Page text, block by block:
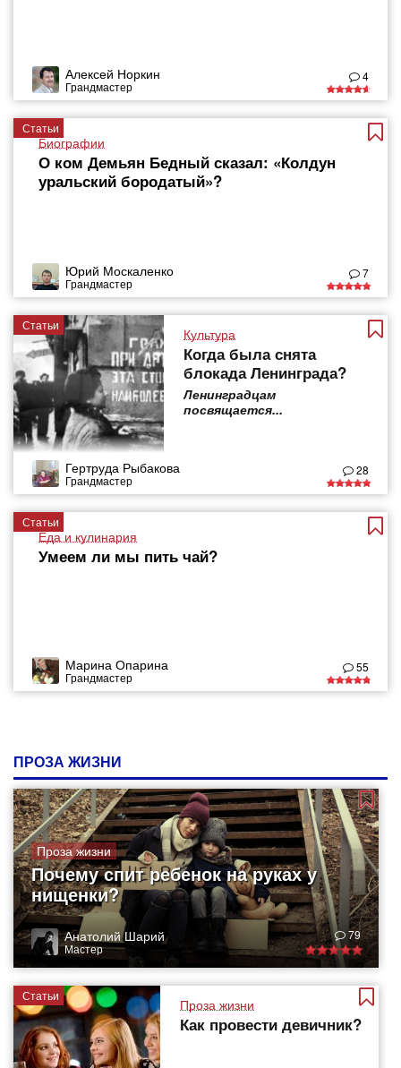
Алексей Норкин
Грандмастер
4
Статьи
Биографии
О ком Демьян Бедный сказал: «Колдун
уральский бородатый»?
Юрий Москаленко
Грандмастер
7
Статьи
Культура
Когда была снята
блокада Ленинграда?
Ленинградцам
посвящается...
Гертруда Рыбакова
Грандмастер
28
Статьи
Еда и кулинария
Умеем ли мы пить чай?
Марина Опарина
Грандмастер
55
ПРОЗА ЖИЗНИ
Проза жизни
Почему спит ребенок на руках у
нищенки?
Анатолий Шарий
Мастер
79
Статьи
Проза жизни
Как провести девичник?